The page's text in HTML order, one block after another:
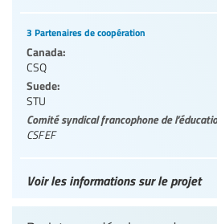
3 Partenaires de coopération
Canada:
CSQ
Suede:
STU
Comité syndical francophone de
CSFEF
Voir les informations sur le projet